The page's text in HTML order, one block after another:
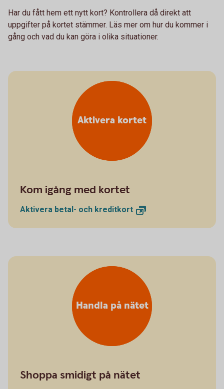
Har du fått hem ett nytt kort? Kontrollera då direkt att
uppgifter på kortet stämmer. Läs mer om hur du kommer i
gång och vad du kan göra i olika situationer.
Aktivera kortet
Kom igång med kortet
Aktivera betal- och kreditkort
Handla på nätet
Shoppa smidigt på nätet